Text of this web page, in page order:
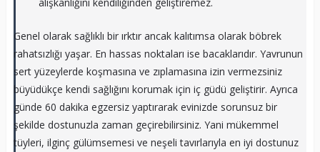
Genel olarak sağlıklı bir ırktır ancak kalıtımsa olarak böbrek
rahatsızlığı yaşar. En hassas noktaları ise bacaklarıdır. Yavrunun
sert yüzeylerde koşmasına ve zıplamasına izin vermezsiniz
büyüdükçe kendi sağlığını korumak için iç güdü geliştirir. Ayrıca
günde 60 dakika egzersiz yaptırarak evinizde sorunsuz bir
şekilde dostunuzla zaman geçirebilirsiniz. Yani mükemmel
tüyleri, ilginç gülümsemesi ve neşeli tavırlarıyla en iyi dostunuz